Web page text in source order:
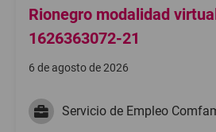
Rionegro modalidad
1626363072-21
6 de agosto de 2026
Servicio de Empleo